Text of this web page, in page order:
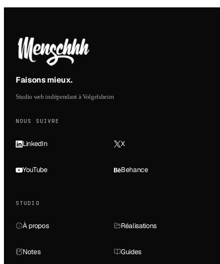
Faisons mieux.
Studio web indépendant à Volgelsheim
NOUS SUIVRE
LinkedIn X
YouTube Behance
STUDIO
À propos Réalisations
Notes Guides